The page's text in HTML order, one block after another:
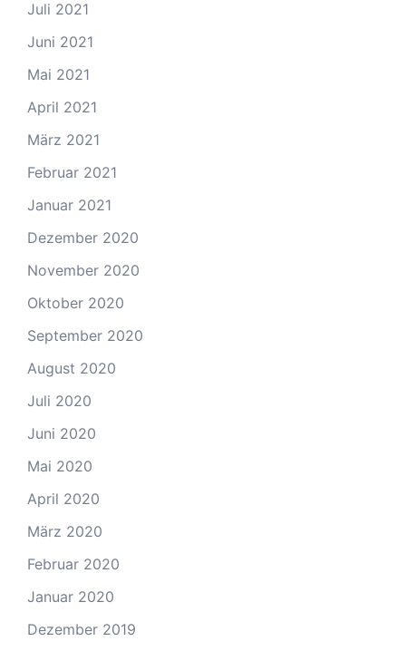
Juli 2021
Juni 2021
Mai 2021
April 2021
März 2021
Februar 2021
Januar 2021
Dezember 2020
November 2020
Oktober 2020
September 2020
August 2020
Juli 2020
Juni 2020
Mai 2020
April 2020
März 2020
Februar 2020
Januar 2020
Dezember 2019